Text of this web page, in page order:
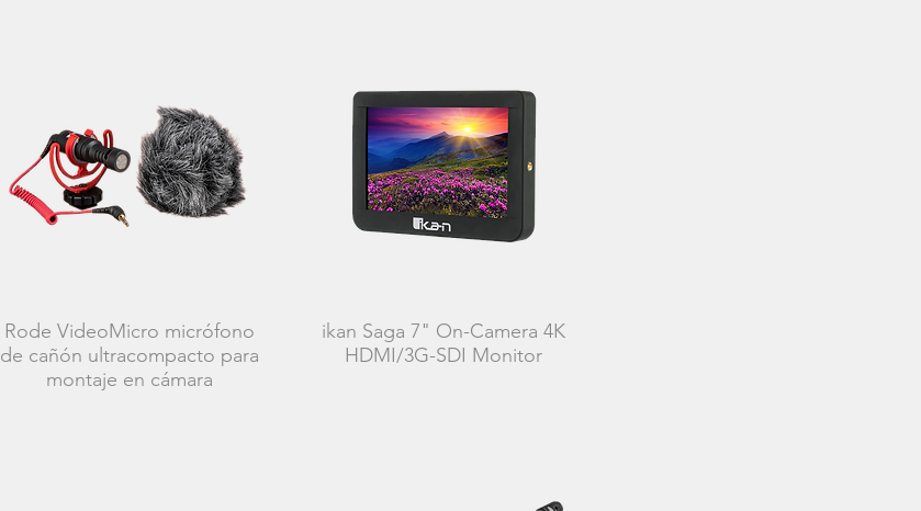
Rode VideoMicro micrófono
de cañón ultracompacto para
montaje en cámara
ikan Saga 7" On-Camera 4K
HDMI/3G-SDI Monitor